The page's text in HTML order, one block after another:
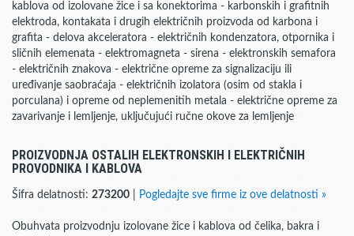
kablova od izolovane žice i sa konektorima - karbonskih i grafitnih
elektroda, kontakata i drugih električnih proizvoda od karbona i
grafita - delova akceleratora - električnih kondenzatora, otpornika i
sličnih elemenata - elektromagneta - sirena - elektronskih semafora
- električnih znakova - električne opreme za signalizaciju ili
uređivanje saobraćaja - električnih izolatora (osim od stakla i
porculana) i opreme od neplemenitih metala - električne opreme za
zavarivanje i lemljenje, uključujući ručne okove za lemljenje
PROIZVODNJA OSTALIH ELEKTRONSKIH I ELEKTRIČNIH
PROVODNIKA I KABLOVA
Šifra delatnosti: 273200 Pogledajte sve firme iz ove delatnosti »
Obuhvata proizvodnju izolovane žice i kablova od čelika, bakra i